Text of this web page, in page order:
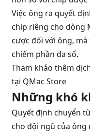
Việc ông ra quyết
chip riêng cho dòng
cược đối với ông,
chiếm phần đa số.
Tham khảo thêm
tại QMac Store
Những khó
Quyết định chuyển
cho đội ngũ của ông